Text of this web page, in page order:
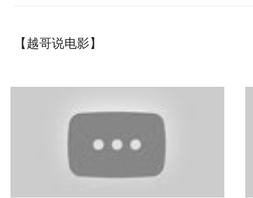
【越哥说电影】